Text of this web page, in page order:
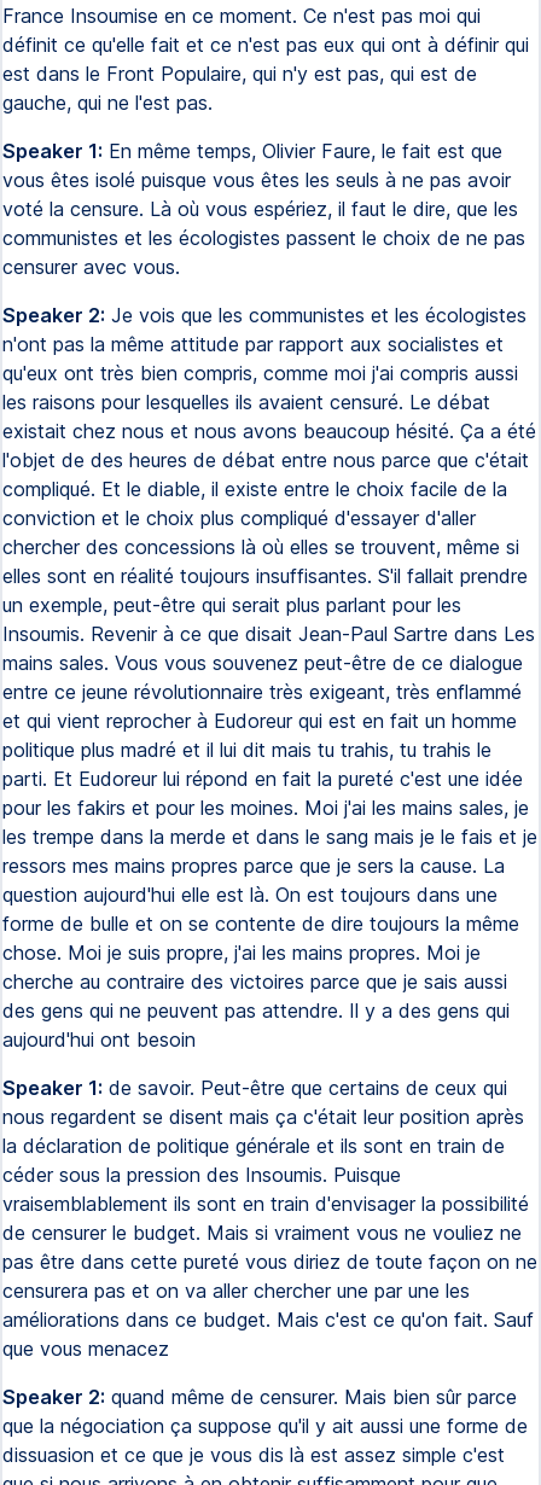
France Insoumise en ce moment. Ce n'est pas moi qui
définit ce qu'elle fait et ce n'est pas eux qui ont à définir qui
est dans le Front Populaire, qui n'y est pas, qui est de
gauche, qui ne l'est pas.
Speaker 1: En même temps, Olivier Faure, le fait est que
vous êtes isolé puisque vous êtes les seuls à ne pas avoir
voté la censure. Là où vous espériez, il faut le dire, que les
communistes et les écologistes passent le choix de ne pas
censurer avec vous.
Speaker 2: Je vois que les communistes et les écologistes
n'ont pas la même attitude par rapport aux socialistes et
qu'eux ont très bien compris, comme moi j'ai compris aussi
les raisons pour lesquelles ils avaient censuré. Le débat
existait chez nous et nous avons beaucoup hésité. Ça a été
l'objet de des heures de débat entre nous parce que c'était
compliqué. Et le diable, il existe entre le choix facile de la
conviction et le choix plus compliqué d'essayer d'aller
chercher des concessions là où elles se trouvent, même si
elles sont en réalité toujours insuffisantes. S'il fallait prendre
un exemple, peut-être qui serait plus parlant pour les
Insoumis. Revenir à ce que disait Jean-Paul Sartre dans Les
mains sales. Vous vous souvenez peut-être de ce dialogue
entre ce jeune révolutionnaire très exigeant, très enflammé
et qui vient reprocher à Eudoreur qui est en fait un homme
politique plus madré et il lui dit mais tu trahis, tu trahis le
parti. Et Eudoreur lui répond en fait la pureté c'est une idée
pour les fakirs et pour les moines. Moi j'ai les mains sales, je
les trempe dans la merde et dans le sang mais je le fais et je
ressors mes mains propres parce que je sers la cause. La
question aujourd'hui elle est là. On est toujours dans une
forme de bulle et on se contente de dire toujours la même
chose. Moi je suis propre, j'ai les mains propres. Moi je
cherche au contraire des victoires parce que je sais aussi
des gens qui ne peuvent pas attendre. Il y a des gens qui
aujourd'hui ont besoin
Speaker 1: de savoir. Peut-être que certains de ceux qui
nous regardent se disent mais ça c'était leur position après
la déclaration de politique générale et ils sont en train de
céder sous la pression des Insoumis. Puisque
vraisemblablement ils sont en train d'envisager la possibilité
de censurer le budget. Mais si vraiment vous ne vouliez ne
pas être dans cette pureté vous diriez de toute façon on ne
censurera pas et on va aller chercher une par une les
améliorations dans ce budget. Mais c'est ce qu'on fait. Sauf
que vous menacez
Speaker 2: quand même de censurer. Mais bien sûr parce
que la négociation ça suppose qu'il y ait aussi une forme de
dissuasion et ce que je vous dis là est assez simple c'est